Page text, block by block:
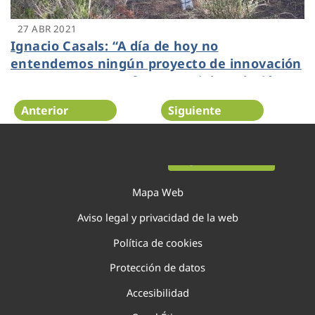
27 ABR 2021
Ignacio Casals: “A día de hoy no
entendemos ningún proyecto de innovación
que no tenga una faceta social y relación
directa con la sostenibilidad”
Anterior Siguiente
Mapa Web
Aviso legal y privacidad de la web
Política de cookies
Protección de datos
Accesibilidad